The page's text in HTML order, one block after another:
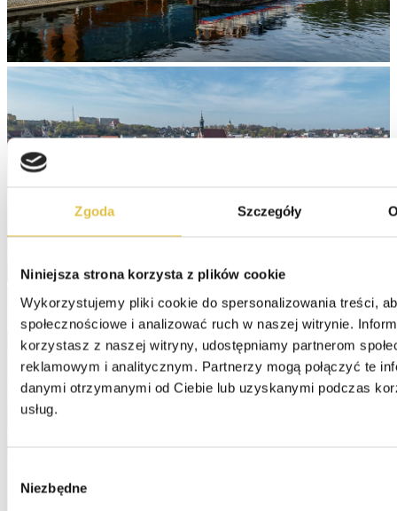
Zgoda Szczegóły
Niniejsza strona korzysta z plików cookie
Wykorzystujemy pliki cookie do spersonalizowania treści,
społecznościowe i analizować ruch w naszej witrynie.
korzystasz z naszej witryny, udostępniamy partnerom
reklamowym i analitycznym. Partnerzy mogą połączyć te
danymi otrzymanymi od Ciebie lub uzyskanymi podczas
usług.
zgody
Niezbędne